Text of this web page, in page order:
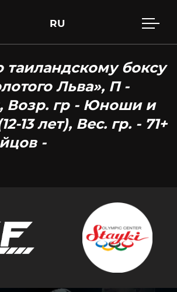
RU
таиландскому боксу
Льва», П -
Возр. гр - Юноши и
13 лет), Вес. гр. - 71+
-
or Esc to close